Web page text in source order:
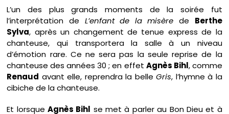
L’un des plus grands moments de la soirée fut
l’interprétation de L’enfant de la misère de Berthe
Sylva, après un changement de tenue express de la
chanteuse, qui transportera la salle à un niveau
d’émotion rare. Ce ne sera pas la seule reprise de la
chanteuse des années 30 ; en effet Agnès Bihl, comme
Renaud avant elle, reprendra la belleGris, l’hymne à la
cibiche de la chanteuse.
Et lorsqueAgnès Bihl se met à parler au Bon Dieu et à